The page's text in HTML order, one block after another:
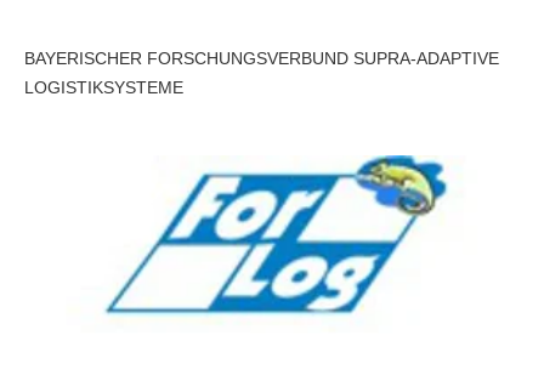
BAYERISCHER FORSCHUNGSVERBUND SUPRA-ADAPTIVE
LOGISTIKSYSTEME